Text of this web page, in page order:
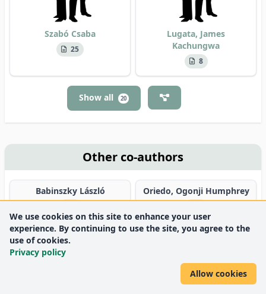
Szabó Csaba
25
Lugata, James
Kachungwa
8
Show all 20
Other co-authors
Babinszky László Oriedo, Ogonji Humphrey
Czakó Gábor Kasza Rozália
Soriano, Ana Celina
We use cookies on this site to enhance your user
experience. By continuing to use the site, you agree to the
use of cookies.
Privacy policy
Allow cookies